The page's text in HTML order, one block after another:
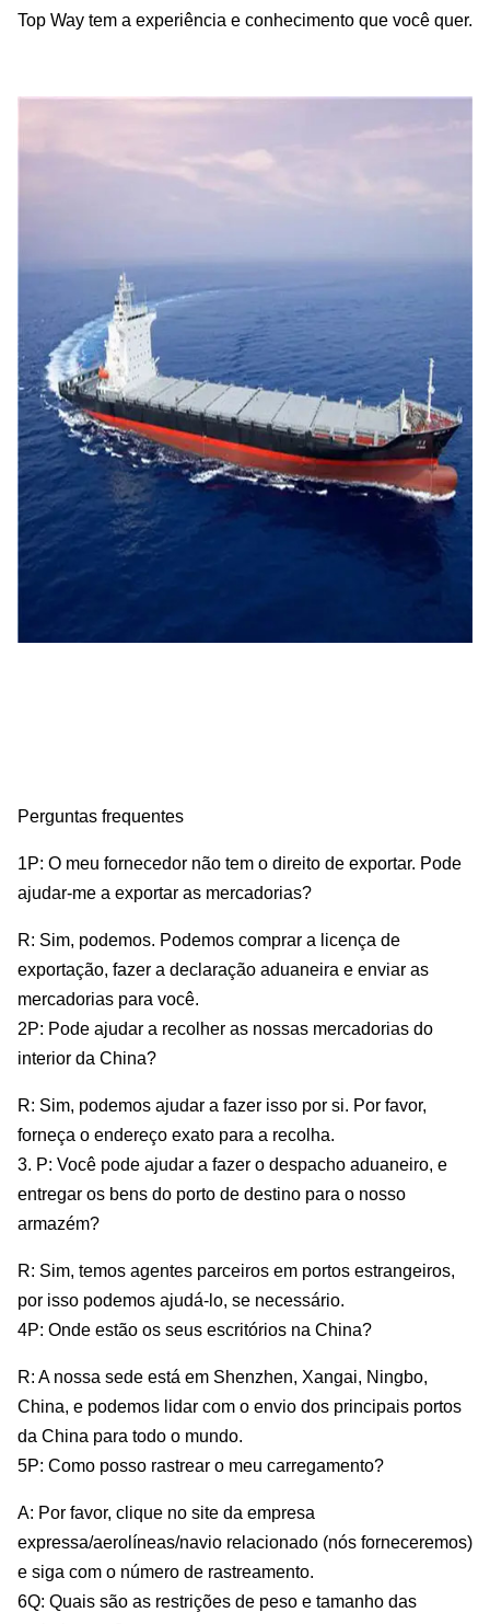
Top Way tem a experiência e conhecimento que você quer.
Perguntas frequentes
1P: O meu fornecedor não tem o direito de exportar. Pode
ajudar-me a exportar as mercadorias?
R: Sim, podemos. Podemos comprar a licença de
exportação, fazer a declaração aduaneira e enviar as
mercadorias para você.
2P: Pode ajudar a recolher as nossas mercadorias do
interior da China?
R: Sim, podemos ajudar a fazer isso por si. Por favor,
forneça o endereço exato para a recolha.
3. P: Você pode ajudar a fazer o despacho aduaneiro, e
entregar os bens do porto de destino para o nosso
armazém?
R: Sim, temos agentes parceiros em portos estrangeiros,
por isso podemos ajudá-lo, se necessário.
4P: Onde estão os seus escritórios na China?
R: A nossa sede está em Shenzhen, Xangai, Ningbo,
China, e podemos lidar com o envio dos principais portos
da China para todo o mundo.
5P: Como posso rastrear o meu carregamento?
A: Por favor, clique no site da empresa
expressa/aerolíneas/navio relacionado (nós forneceremos)
e siga com o número de rastreamento.
6Q: Quais são as restrições de peso e tamanho das